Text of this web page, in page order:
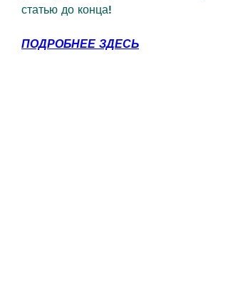
статью до конца!
ПОДРОБНЕЕ ЗДЕСЬ